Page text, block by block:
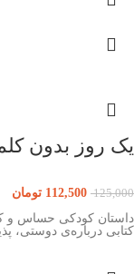
یک روز بدون
125,000
112,500 تومان
داستان کودکی حساس و
کتابی درباره‌ی دوستی،